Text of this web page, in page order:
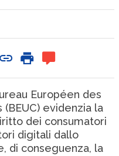
Européen des
evidenzia la
dei consumatori
digitali dallo
di conseguenza, la